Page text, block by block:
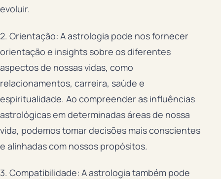
evoluir.
2. Orientação: A astrologia pode nos fornecer
orientação e insights sobre os diferentes
aspectos de nossas vidas, como
relacionamentos, carreira, saúde e
espiritualidade. Ao compreender as influências
astrológicas em determinadas áreas de nossa
vida, podemos tomar decisões mais conscientes
e alinhadas com nossos propósitos.
3. Compatibilidade: A astrologia também pode